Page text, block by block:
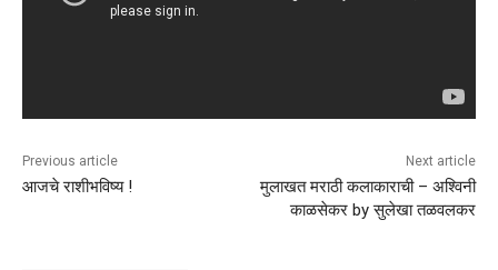
Previous article
आजचे राशीभविष्य !
Next article
मुलाखत मराठी कलाकाराची – अश्विनी
काळसेकर by सुलेखा तळवलकर